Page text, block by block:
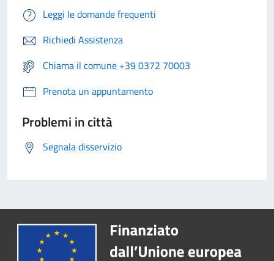
Leggi le domande frequenti
Richiedi Assistenza
Chiama il comune +39 0372 70003
Prenota un appuntamento
Problemi in città
Segnala disservizio